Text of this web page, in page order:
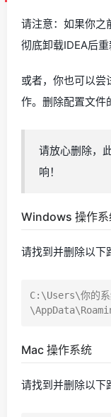
请注意：如果你之
彻底卸载IDEA后重
或者，你也可以尝
作。删除配置文件
请放心删除，
响！
Windows 操作系
请找到并删除以下
C:\Users\你的系
Mac 操作系统
请找到并删除以下